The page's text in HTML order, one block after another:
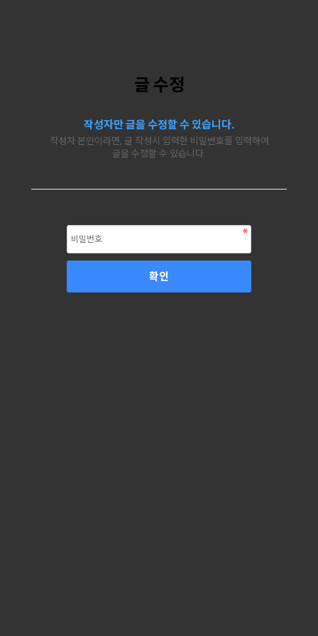
글 수정
작성자만 글을 수정할 수 있습니다.
작성자 본인이라면, 글 작성시 입력한 비밀번호를 입력하여
글을 수정할 수 있습니다.